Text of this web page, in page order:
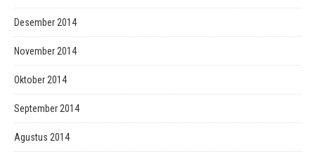
Desember 2014
November 2014
Oktober 2014
September 2014
Agustus 2014